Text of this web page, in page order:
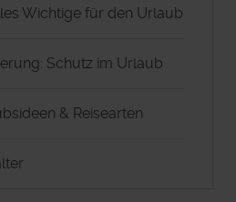
Wichtige für den Urlaub
Schutz im Urlaub
& Reisearten